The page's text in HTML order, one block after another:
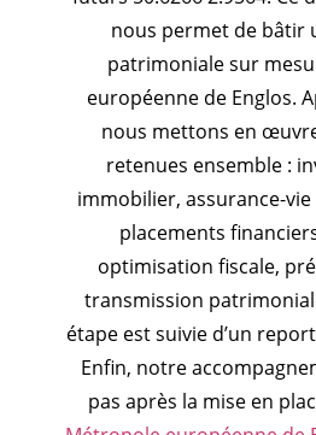
nous permet de bâtir
patrimoniale sur
européenne de Englos.
nous mettons en
retenues ensemble :
immobilier, assurance-
placements
optimisation fiscale,
transmission
étape est suivie d’un
Enfin, notre
pas après la mise en